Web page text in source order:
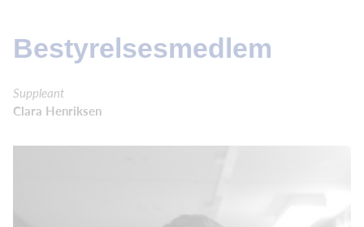
Bestyrelsesmedlem
Suppleant
Clara Henriksen